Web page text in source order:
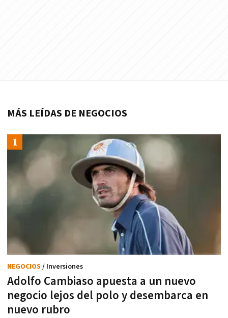
MÁS LEÍDAS DE NEGOCIOS
Adolfo Cambiaso apuesta a un nuevo
negocio lejos del polo y desembarca en
nuevo rubro
NEGOCIOS / Inversiones